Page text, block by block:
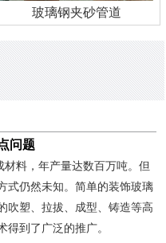
玻璃钢夹砂管道
问题
料，年产量达数百万吨。但
式仍然未知。简单的装饰玻璃
吹塑、拉拔、成型、铸造等高
到了广泛的推广。